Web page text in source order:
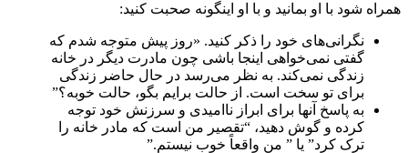
همراه شود با او بمانید و با او اینگونه صحبت کنید:
نگرانی‌های خود را ذکر کنید. «روز پیش متوجه شدم که
گفتی نمی‌خواهی اینجا باشی چون مادرت دیگر در خانه
زندگی نمی‌کند. به نظر می‌رسد در حال حاضر زندگی
برای تو سخت است. از حالت برایم بگو، حالت خوبه؟”
به پاسخ آنها برای ابراز ناامیدی و سرزنش خود توجه
کرده و گوش دهید، “تقصیر من است که مادر خانه را
ترک کرد” یا ” من واقعاً خوب نیستم.”